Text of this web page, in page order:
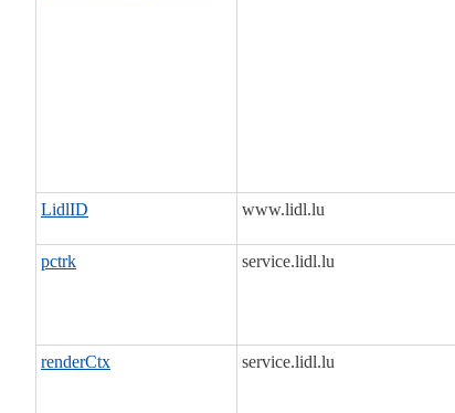
LidlID www.lidl.lu
pctrk service.lidl.lu
renderCtx service.lidl.lu